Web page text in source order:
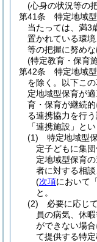
(心身の状況等の
第41条
特定地域
当たっては、満3
置かれている環
等の把握に努めな
(特定教育・保育
第42条
特定地域
を除く。以下こ
定地域型保育が
育・保育が継続
る連携協力を行
「連携施設」と
(1)
特定地域型
定子どもに集
定地域型保育
者に対する相
(次項において
と。
(2)
必要に応じ
員の病気、休
ができない場
て提供する特